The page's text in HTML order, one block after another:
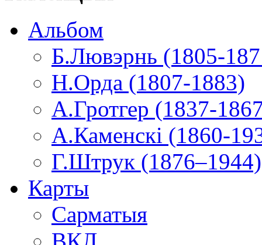
Альбом
Б.Лювэрнь (1805-
Н.Орда (1807-1883)
А.Гротгер (1837-
А.Каменскі (1860-
Г.Штрук (1876–1944)
Карты
Сарматыя